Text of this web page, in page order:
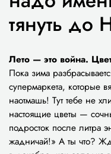
тянуть до
Лето — это война.
Пока зима
супермаркета, которые
наотмашь! Тут тебе не
настоящие цветы —
подросток после литра
жадничай!» А ты что?